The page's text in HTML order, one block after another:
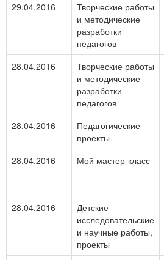
29.04.2016
Творческие работы
и методические
разработки
педагогов
28.04.2016
Творческие работы
и методические
разработки
педагогов
28.04.2016
Педагогические
проекты
28.04.2016 Мой мастер-класс
28.04.2016
Детские
исследовательские
и научные работы,
проекты